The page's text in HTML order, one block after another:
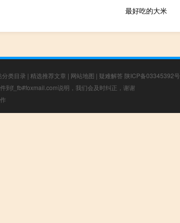
最好吃的大米
分类目录 | 精选推荐文章 | 网站地图 | 疑难解答 陕ICP备03345392号
到f_fb#foxmail.com说明，我们会及时纠正，谢谢